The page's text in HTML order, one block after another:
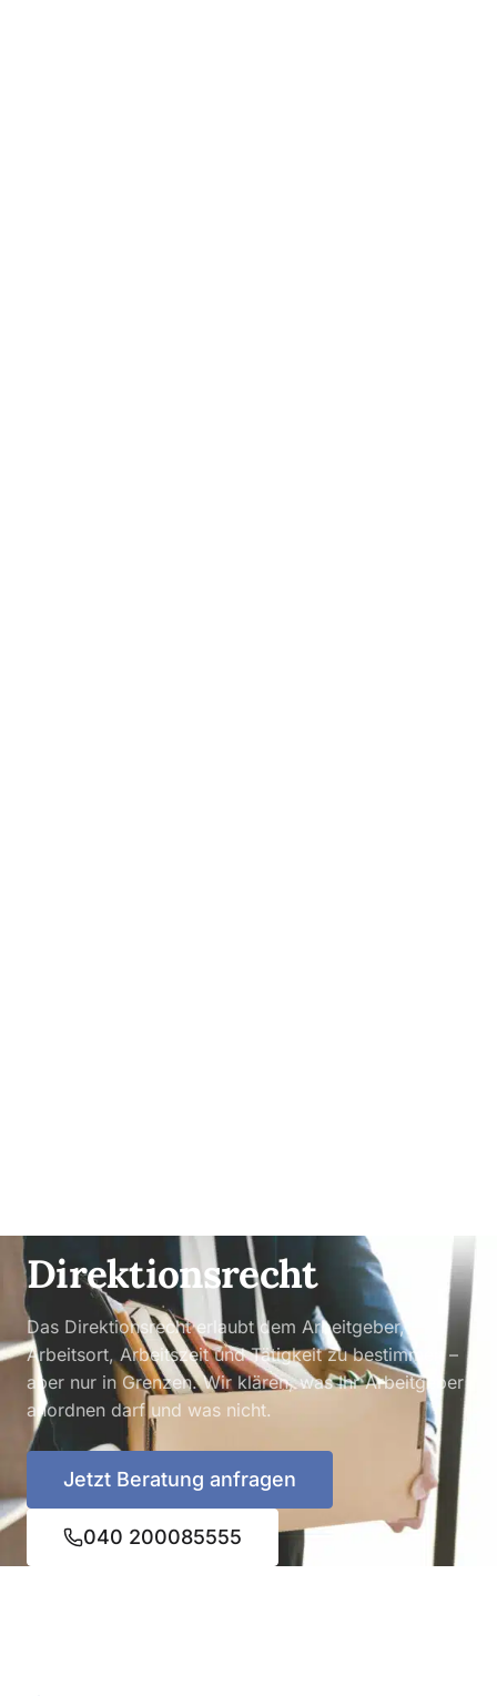
Direktionsrecht
Das Direktionsrecht erlaubt dem Arbeitgeber,
Arbeitsort, Arbeitszeit und Tätigkeit zu bestimmen –
aber nur in Grenzen. Wir klären, was Ihr Arbeitgeber
anordnen darf und was nicht.
Jetzt Beratung anfragen
040 200085555